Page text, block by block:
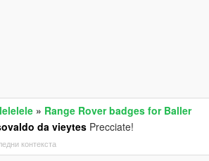
» Range Rover badges for Baller
da vieytes Precciate!
контекста